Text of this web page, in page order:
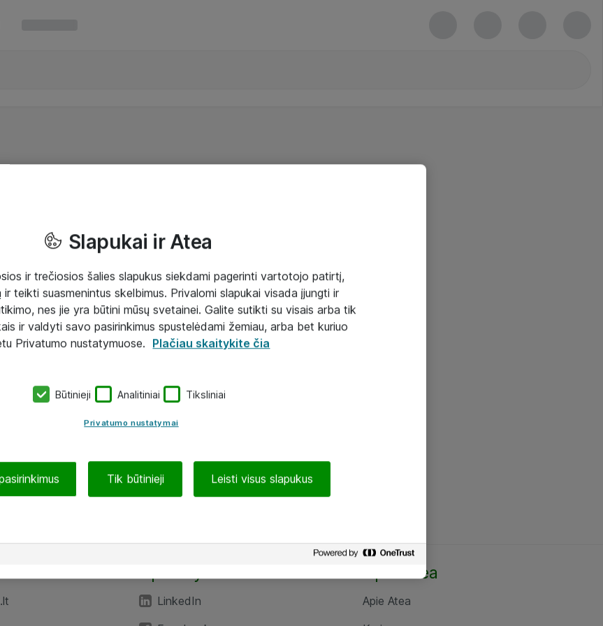
LinkedIn
Apie Atea
Apie Atea
Slapukai ir Atea
ir trečiosios šalies slapukus siekdami pagerinti vartotojo patirtį,
teikti suasmenintus skelbimus. Privalomi slapukai visada įjungti ir
nes jie yra būtini mūsų svetainei. Galite sutikti su visais arba tik
ir valdyti savo pasirinkimus spustelėdami žemiau, arba bet kuriuo
Privatumo nustatymuose.
Plačiau skaitykite čia
Būtinieji Analitiniai Tiksliniai
Privatumo nustatymai
Tik būtinieji Leisti visus slapukus